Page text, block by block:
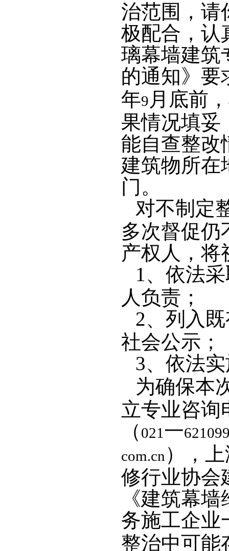
治范围，请
极配合，认
璃幕墙建筑
的通知》要
年9 月底前
果情况填妥
能自查整改
建筑物所在
门。
对不制定
多次督促仍
产权人，将
1、依法
人负责；
2、列入
社会公示；
3、依法
为确保本
立专业咨询
（ 021 一
com.cn ），
修行业协会
《建筑幕
务施工企业
整治中可能